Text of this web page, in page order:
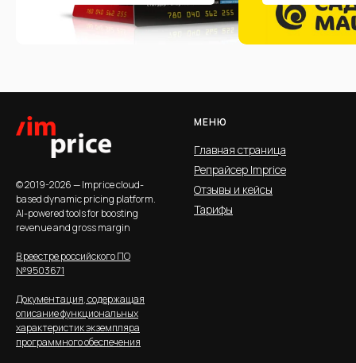
© 2019-2026 — Imprice cloud-
based dynamic pricing platform.
AI-powered tools for boosting
revenue and gross margin
В реестре российского ПО
№9503671
Документация, содержащая
описание функциональных
характеристик экземпляра
программного обеспечения
МЕНЮ
Главная страница
Репрайсер Imprice
Отзывы и кейсы
Тарифы